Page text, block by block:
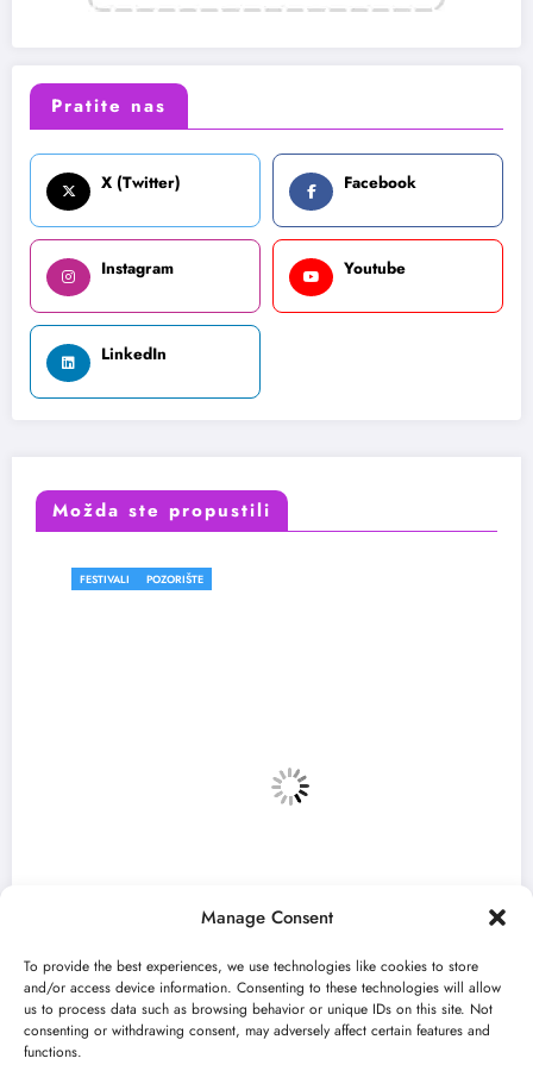
Manage Consent
To provide the best experiences, we use technologies like cookies to store
and/or access device information. Consenting to these technologies will allow
us to process data such as browsing behavior or unique IDs on this site. Not
consenting or withdrawing consent, may adversely affect certain features and
functions.
Pratite nas
X (Twitter) Facebook
Instagram Youtube
LinkedIn
Možda ste propustili
FESTIVALI POZORIŠTE
„Predmet Medeja“ otvara 59. Bitef u